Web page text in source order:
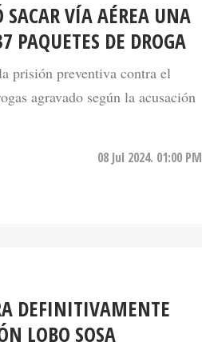
VÍA AÉREA UNA
PAQUETES DE DROGA
prisión preventiva contra el
agravado según la acusación
08 Jul 2024. 01:00 PM
DEFINITIVAMENTE
LOBO SOSA